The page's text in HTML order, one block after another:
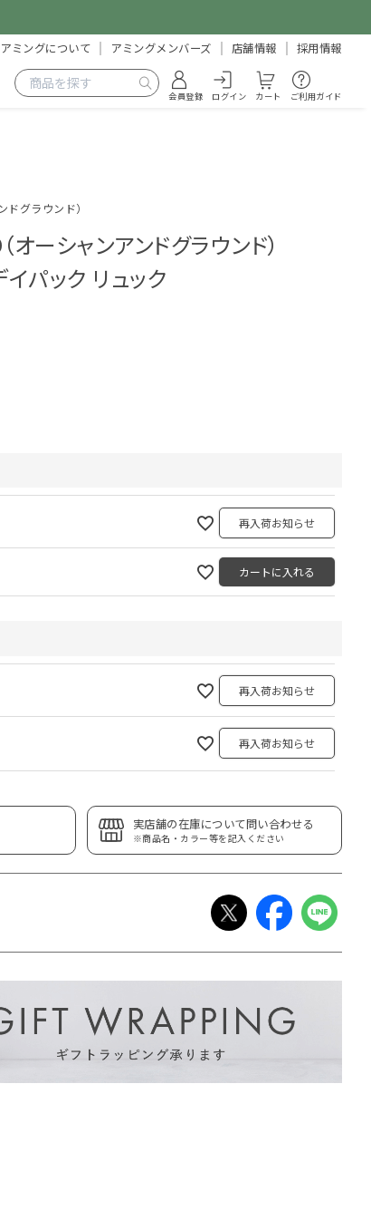
アミングについて アミングメンバーズ 店舗情報 採用情報
会員登録 ログイン カート ご利用ガイド
ドグラウンド）
ーシャンアンドグラウンド）
パック リュック
再入荷お知らせ
カートに入れる
再入荷お知らせ
再入荷お知らせ
実店舗の在庫について問い合わせる
※商品名・カラー等を記入ください